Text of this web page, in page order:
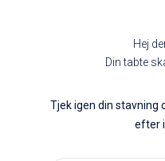
Hej
Din tabte
Tjek igen din stavning
efter